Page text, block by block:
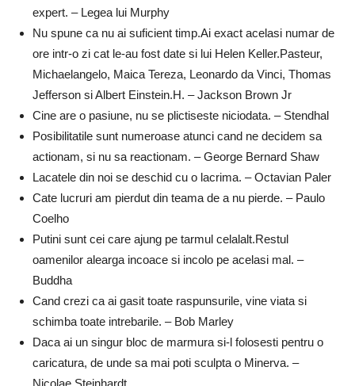
expert. – Legea lui Murphy
Nu spune ca nu ai suficient timp.Ai exact acelasi numar de
ore intr-o zi cat le-au fost date si lui Helen Keller.Pasteur,
Michaelangelo, Maica Tereza, Leonardo da Vinci, Thomas
Jefferson si Albert Einstein.H. – Jackson Brown Jr
Cine are o pasiune, nu se plictiseste niciodata. – Stendhal
Posibilitatile sunt numeroase atunci cand ne decidem sa
actionam, si nu sa reactionam. – George Bernard Shaw
Lacatele din noi se deschid cu o lacrima. – Octavian Paler
Cate lucruri am pierdut din teama de a nu pierde. – Paulo
Coelho
Putini sunt cei care ajung pe tarmul celalalt.Restul
oamenilor alearga incoace si incolo pe acelasi mal. –
Buddha
Cand crezi ca ai gasit toate raspunsurile, vine viata si
schimba toate intrebarile. – Bob Marley
Daca ai un singur bloc de marmura si-l folosesti pentru o
caricatura, de unde sa mai poti sculpta o Minerva. –